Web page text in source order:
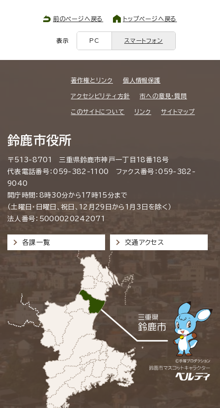
前のページへ戻る トップページへ戻る
表示 PC スマートフォン
著作権とリンク 個人情報保護
アクセシビリティ方針 市への意見・質問
このサイトについて リンク サイトマップ
鈴鹿市役所
〒513-8701 三重県鈴鹿市神戸一丁目18番18号
代表電話番号：059-382-1100 ファクス番号：059-382-
9040
開庁時間：8時30分から17時15分まで
（土曜日・日曜日、祝日、12月29日から1月3日を除く）
法人番号：5000020242071
各課一覧 交通アクセス